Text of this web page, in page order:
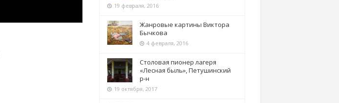
19 февраля, 2016
Жанровые картины Виктора
Бычкова
4 февраля, 2016
Столовая пионер лагеря
«Лесная быль», Петушинский
р-н
19 октября, 2017